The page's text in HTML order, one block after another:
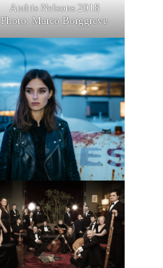
Andris Nelsons 2018
Photo: Marco Borggreve